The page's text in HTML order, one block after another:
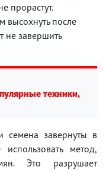
прорастут.
высохнуть после
не завершить
техники,
семена завернуты в
метод,
Это разрушает